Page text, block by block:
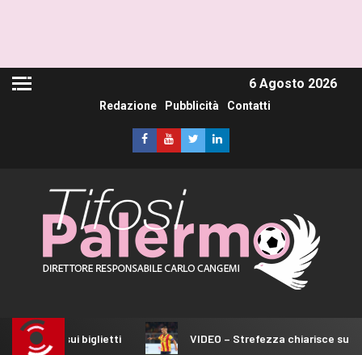
6 Agosto 2026
Redazione Pubblicità Contatti
biglietti VIDEO – Strefezza chiarisce subito un dilemma